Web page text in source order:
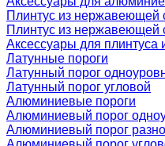
Плинтус из нержавеющей
Плинтус из нержавеющей
Аксессуары для
Латунные пороги
Латунный порог
Латунный порог угловой
Алюминиевые пороги
Алюминиевый порог
Алюминиевый порог